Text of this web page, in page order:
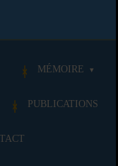
MÉMOIRE
PUBLICATIONS